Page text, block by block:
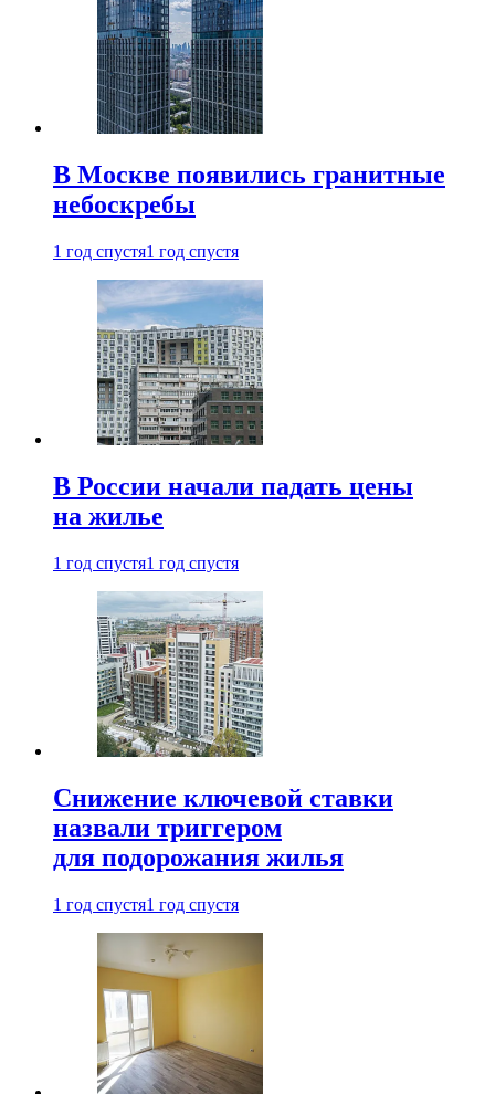
В Москве появились гранитные
небоскребы
1 год спустя1 год спустя
В России начали падать цены
на жилье
1 год спустя1 год спустя
Снижение ключевой ставки
назвали триггером
для подорожания жилья
1 год спустя1 год спустя